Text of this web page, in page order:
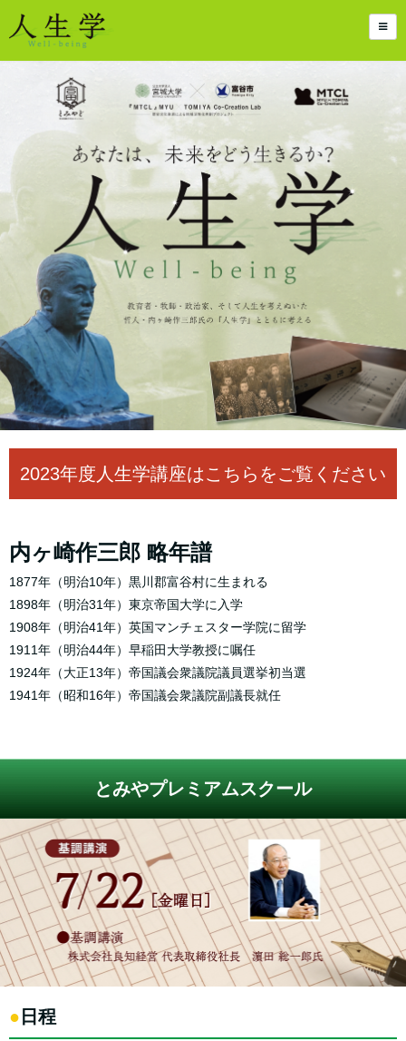
2023年度人生学講座はこちらをご覧ください
内ヶ崎作三郎 略年譜
1877年（明治10年）黒川郡富谷村に生まれる
1898年（明治31年）東京帝国大学に入学
1908年（明治41年）英国マンチェスター学院に留学
1911年（明治44年）早稲田大学教授に嘱任
1924年（大正13年）帝国議会衆議院議員選挙初当選
1941年（昭和16年）帝国議会衆議院副議長就任
とみやプレミアムスクール
● 日程